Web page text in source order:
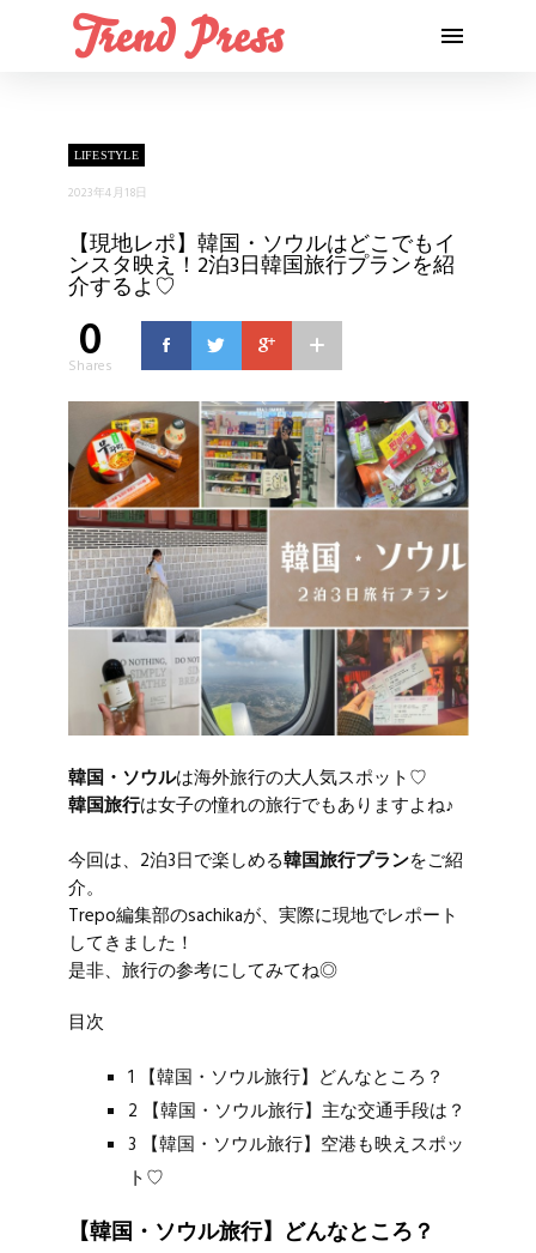
LIFESTYLE
2023年4月18日
【現地レポ】韓国・ソウルはどこでもイ
ンスタ映え！2泊3日韓国旅行プランを紹
介するよ♡
0
Shares
韓国・ソウルは海外旅行の大人気スポット♡
韓国旅行は女子の憧れの旅行でもありますよね♪
今回は、2泊3日で楽しめる韓国旅行プランをご紹
介。
Trepo編集部のsachikaが、実際に現地でレポート
してきました！
是非、旅行の参考にしてみてね◎
目次
1 【韓国・ソウル旅行】どんなところ？
2 【韓国・ソウル旅行】主な交通手段は？
3 【韓国・ソウル旅行】空港も映えスポッ
ト♡
【韓国・ソウル旅行】どんなところ？